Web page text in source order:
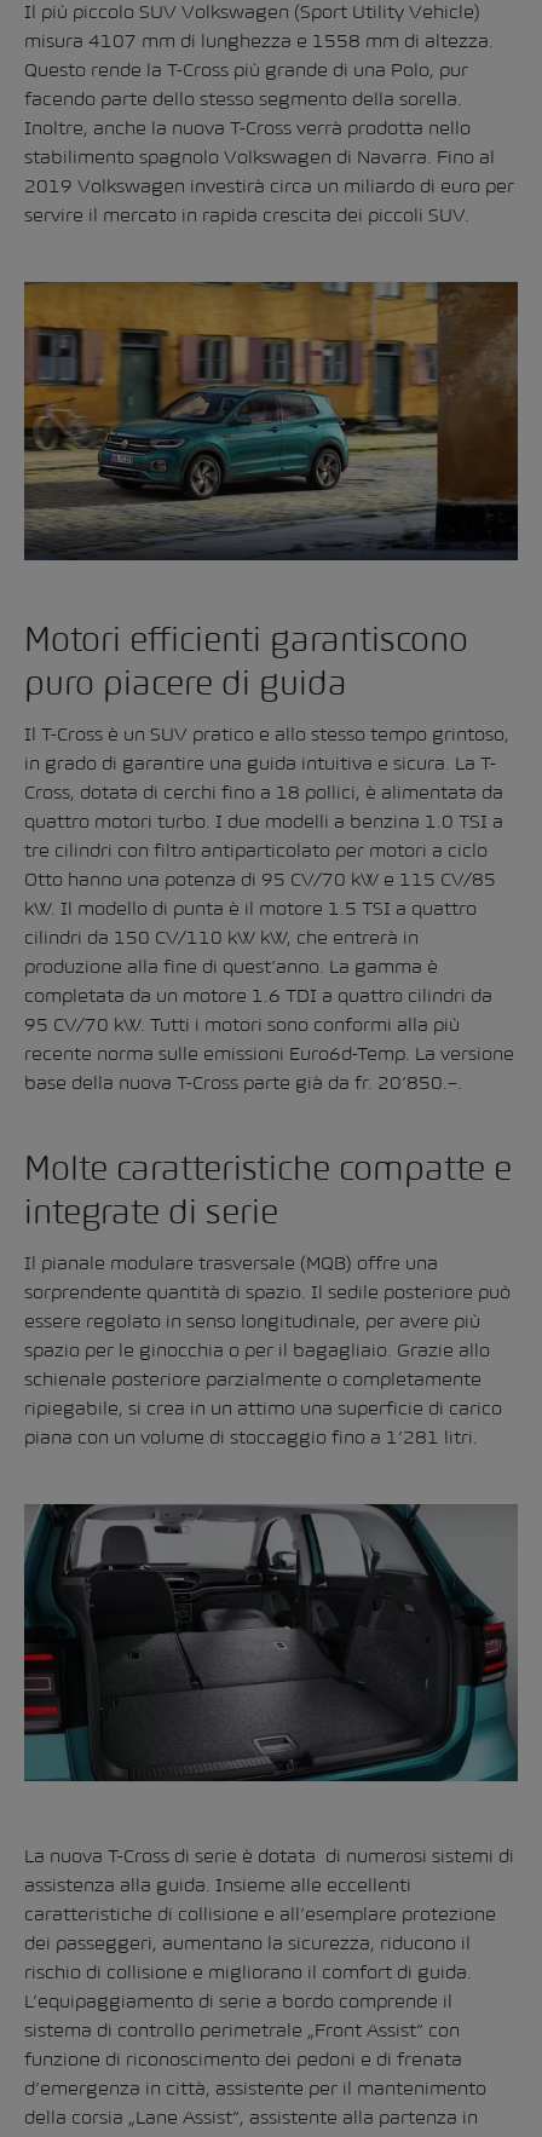
Il più piccolo SUV Volkswagen (Sport Utility Vehicle)
misura 4107 mm di lunghezza e 1558 mm di altezza.
Questo rende la T-Cross più grande di una Polo, pur
facendo parte dello stesso segmento della sorella.
Inoltre, anche la nuova T-Cross verrà prodotta nello
stabilimento spagnolo Volkswagen di Navarra. Fino al
2019 Volkswagen investirà circa un miliardo di euro per
servire il mercato in rapida crescita dei piccoli SUV.
Motori efficienti garantiscono
puro piacere di guida
Il T-Cross è un SUV pratico e allo stesso tempo grintoso,
in grado di garantire una guida intuitiva e sicura. La T-
Cross, dotata di cerchi fino a 18 pollici, è alimentata da
quattro motori turbo. I due modelli a benzina 1.0 TSI a
tre cilindri con filtro antiparticolato per motori a ciclo
Otto hanno una potenza di 95 CV/70 kW e 115 CV/85
kW. Il modello di punta è il motore 1.5 TSI a quattro
cilindri da 150 CV/110 kW kW, che entrerà in
produzione alla fine di quest’anno. La gamma è
completata da un motore 1.6 TDI a quattro cilindri da
95 CV/70 kW. Tutti i motori sono conformi alla più
recente norma sulle emissioni Euro6d-Temp. La versione
base della nuova T-Cross parte già da fr. 20’850.–.
Molte caratteristiche compatte e
integrate di serie
Il pianale modulare trasversale (MQB) offre una
sorprendente quantità di spazio. Il sedile posteriore può
essere regolato in senso longitudinale, per avere più
spazio per le ginocchia o per il bagagliaio. Grazie allo
schienale posteriore parzialmente o completamente
ripiegabile, si crea in un attimo una superficie di carico
piana con un volume di stoccaggio fino a 1’281 litri.
La nuova T-Cross di serie è dotata di numerosi sistemi di
assistenza alla guida. Insieme alle eccellenti
caratteristiche di collisione e all’esemplare protezione
dei passeggeri, aumentano la sicurezza, riducono il
rischio di collisione e migliorano il comfort di guida.
L’equipaggiamento di serie a bordo comprende il
sistema di controllo perimetrale „Front Assist“ con
funzione di riconoscimento dei pedoni e di frenata
d’emergenza in città, assistente per il mantenimento
della corsia „Lane Assist“, assistente alla partenza in